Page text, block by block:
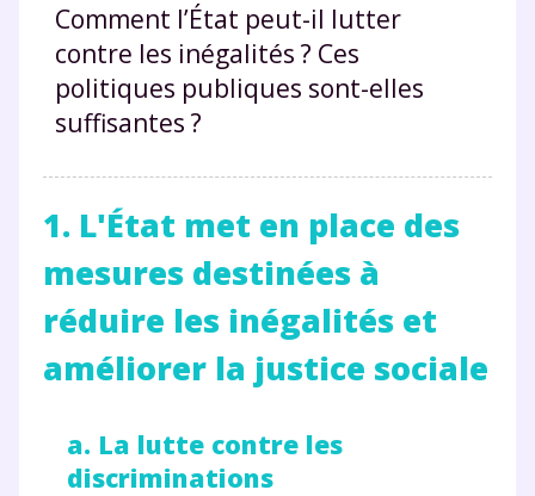
Comment l’État peut-il lutter
contre les inégalités ? Ces
politiques publiques sont-elles
suffisantes ?
1. L'État met en place des
mesures destinées à
réduire les inégalités et
améliorer la justice sociale
a. La lutte contre les
discriminations